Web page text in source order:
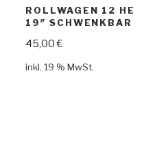
ROLLWAGEN 12 HE
19″ SCHWENKBAR
45,00€
inkl. 19 % MwSt.